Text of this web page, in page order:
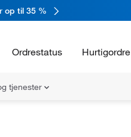
op til 35 %
Ordrestatus Hurtigordre
tjenester